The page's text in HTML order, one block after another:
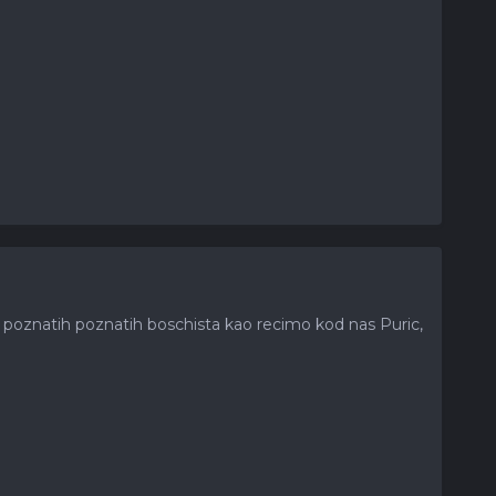
poznatih boschista kao recimo kod nas Puric,